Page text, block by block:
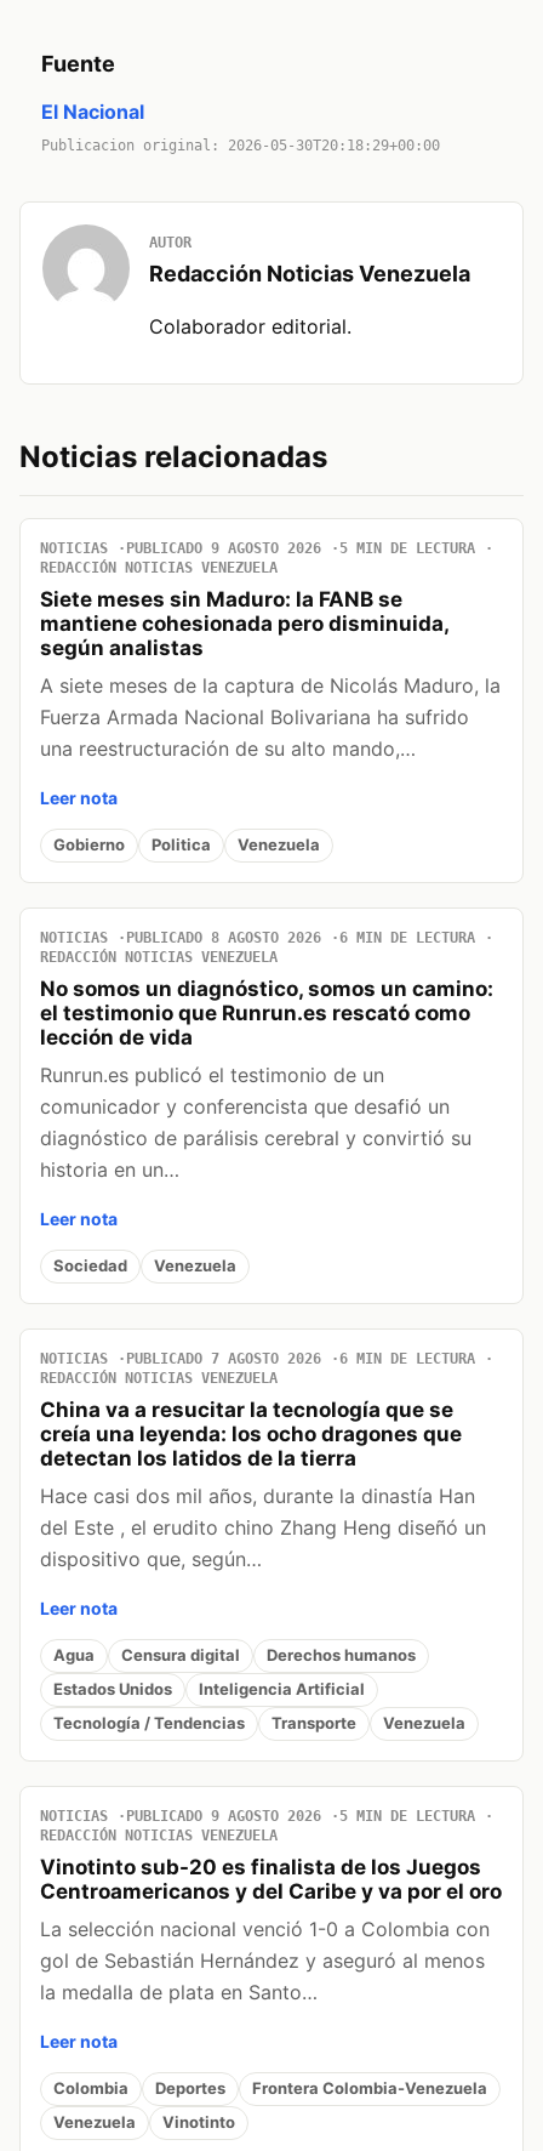
Fuente
El Nacional
Publicacion original: 2026-05-30T20:18:29+00:00
AUTOR
Redacción Noticias Venezuela
Colaborador editorial.
Noticias relacionadas
NOTICIAS PUBLICADO 9 AGOSTO 2026
5 MIN DE LECTURA
REDACCIÓN NOTICIAS VENEZUELA
Siete meses sin Maduro: la FANB se
mantiene cohesionada pero disminuida,
según analistas
A siete meses de la captura de Nicolás Maduro, la
Fuerza Armada Nacional Bolivariana ha sufrido
una reestructuración de su alto mando,…
Leer nota
Gobierno Politica Venezuela
NOTICIAS PUBLICADO 8 AGOSTO 2026
6 MIN DE LECTURA
REDACCIÓN NOTICIAS VENEZUELA
No somos un diagnóstico, somos un camino:
el testimonio que Runrun.es rescató como
lección de vida
Runrun.es publicó el testimonio de un
comunicador y conferencista que desafió un
diagnóstico de parálisis cerebral y convirtió su
historia en un…
Leer nota
Sociedad Venezuela
NOTICIAS PUBLICADO 7 AGOSTO 2026
6 MIN DE LECTURA
REDACCIÓN NOTICIAS VENEZUELA
China va a resucitar la tecnología que se
creía una leyenda: los ocho dragones que
detectan los latidos de la tierra
Hace casi dos mil años, durante la dinastía Han
del Este , el erudito chino Zhang Heng diseñó un
dispositivo que, según…
Leer nota
Agua Censura digital
Derechos humanos
Estados Unidos
Inteligencia Artificial
Tecnología / Tendencias
Transporte Venezuela
NOTICIAS PUBLICADO 9 AGOSTO 2026
5 MIN DE LECTURA
REDACCIÓN NOTICIAS VENEZUELA
Vinotinto sub-20 es finalista de los Juegos
Centroamericanos y del Caribe y va por el oro
La selección nacional venció 1-0 a Colombia con
gol de Sebastián Hernández y aseguró al menos
la medalla de plata en Santo…
Leer nota
Colombia Deportes
Frontera Colombia-Venezuela
Venezuela
Vinotinto